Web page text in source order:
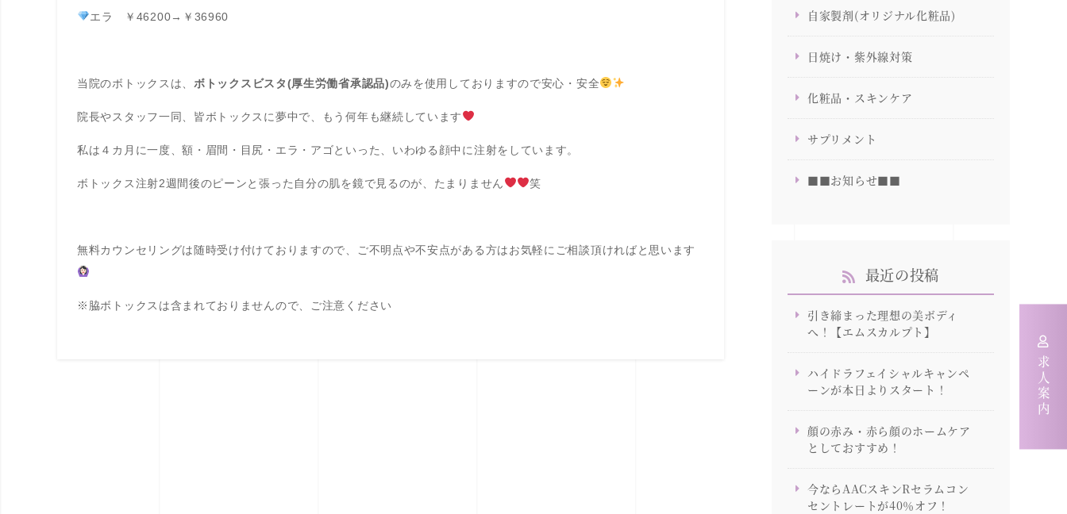
求人案内
エラ ￥46200→￥36960
当院のボトックスは、 ボトックスビスタ(厚生労働省承認品)のみを使用しておりますので安心・安全
院長やスタッフ一同、皆ボトックスに夢中で、もう何年も継続しています
私は４カ月に一度、額・眉間・目尻・エラ・アゴといった、いわゆる顔中に注射をしています。
ボトックス注射2週間後のピーンと張った自分の肌を鏡で見るのが、たまりません 笑
無料カウンセリングは随時受け付けておりますので、ご不明点や不安点がある方はお気軽にご相談頂ければと思います
※脇ボトックスは含まれておりませんので、ご注意ください
自家製剤(オリジナル化粧品)
日焼け・紫外線対策
化粧品・スキンケア
サプリメント
■■お知らせ■■
最近の投稿
引き締まった理想の美ボディ
へ！【エムスカルプト】
ハイドラフェイシャルキャンペ
ーンが本日よりスタート！
顔の赤み・赤ら顔のホームケア
としておすすめ！
今ならAACスキンRセラムコン
セントレートが40％オフ！